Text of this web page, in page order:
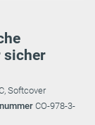
sicher
Softcover
CO-978-3-